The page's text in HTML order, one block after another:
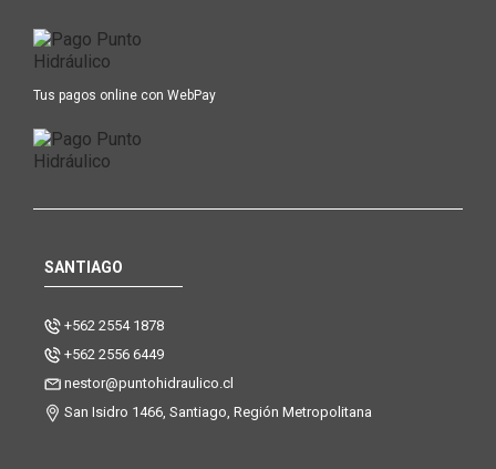
Tus pagos online con WebPay
SANTIAGO
+562 2554 1878
+562 2556 6449
nestor@puntohidraulico.cl
San Isidro 1466, Santiago, Región Metropolitana